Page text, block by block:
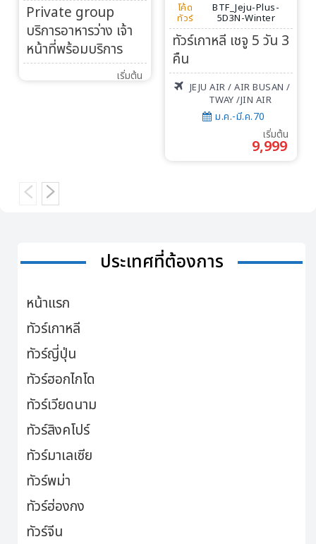
Private group
บริการอาหารว่าง เจ้า
หน้าที่พร้อมบริการ
เริ่มต้น
โค้ด
ทัวร์
BTF_Jeju-Plus-
5D3N-Winter
ทัวร์เกาหลี เชจู 5 วัน 3
คืน
JEJU AIR / AIR BUSAN /
TWAY /JIN AIR
ม.ค.-มี.ค.70
เริ่มต้น
9,999
ประเทศที่ต้องการ
หน้าแรก
ทัวร์เกาหลี
ทัวร์ญี่ปุ่น
ทัวร์ฮอกไกโด
ทัวร์เวียดนาม
ทัวร์สิงคโปร์
ทัวร์มาเลเซีย
ทัวร์พม่า
ทัวร์ฮ่องกง
ทัวร์จีน